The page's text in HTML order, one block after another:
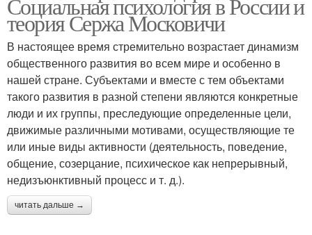
Социальная психология в России и
теория Сержа Московичи
В настоящее время стремительно возрастает динамизм
общественного развития во всем мире и особенно в
нашей стране. Субъектами и вместе с тем объектами
такого развития в разной степени являются конкретные
люди и их группы, преследующие определенные цели,
движимые различными мотивами, осуществляющие те
или иные виды активности (деятельность, поведение,
общение, созерцание, психическое как непрерывный,
недизъюнктивный процесс и т. д.).
читать дальше →